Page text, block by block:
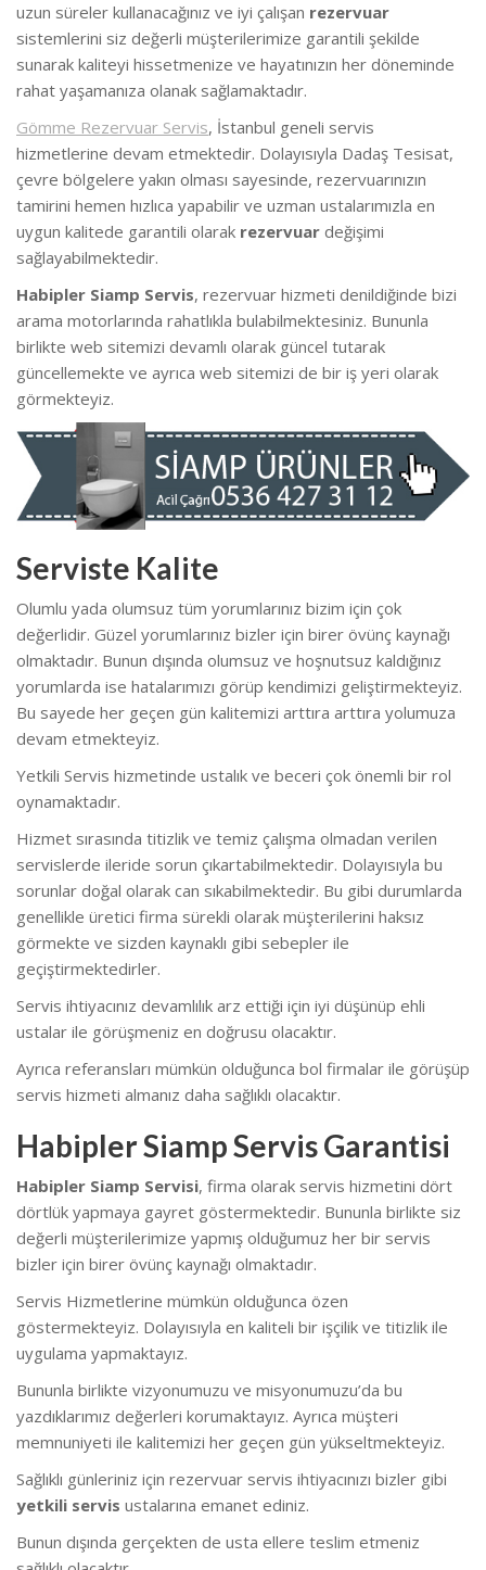
uzun süreler kullanacağınız ve iyi çalışan rezervuar
sistemlerini siz değerli müşterilerimize garantili şekilde
sunarak kaliteyi hissetmenize ve hayatınızın her döneminde
rahat yaşamanıza olanak sağlamaktadır.
Gömme Rezervuar Servis, İstanbul geneli servis
hizmetlerine devam etmektedir. Dolayısıyla Dadaş Tesisat,
çevre bölgelere yakın olması sayesinde, rezervuarınızın
tamirini hemen hızlıca yapabilir ve uzman ustalarımızla en
uygun kalitede garantili olarak rezervuar değişimi
sağlayabilmektedir.
Habipler Siamp Servis, rezervuar hizmeti denildiğinde bizi
arama motorlarında rahatlıkla bulabilmektesiniz. Bununla
birlikte web sitemizi devamlı olarak güncel tutarak
güncellemekte ve ayrıca web sitemizi de bir iş yeri olarak
görmekteyiz.
Serviste Kalite
Olumlu yada olumsuz tüm yorumlarınız bizim için çok
değerlidir. Güzel yorumlarınız bizler için birer övünç kaynağı
olmaktadır. Bunun dışında olumsuz ve hoşnutsuz kaldığınız
yorumlarda ise hatalarımızı görüp kendimizi geliştirmekteyiz.
Bu sayede her geçen gün kalitemizi arttıra arttıra yolumuza
devam etmekteyiz.
Yetkili Servis hizmetinde ustalık ve beceri çok önemli bir rol
oynamaktadır.
Hizmet sırasında titizlik ve temiz çalışma olmadan verilen
servislerde ileride sorun çıkartabilmektedir. Dolayısıyla bu
sorunlar doğal olarak can sıkabilmektedir. Bu gibi durumlarda
genellikle üretici firma sürekli olarak müşterilerini haksız
görmekte ve sizden kaynaklı gibi sebepler ile
geçiştirmektedirler.
Servis ihtiyacınız devamlılık arz ettiği için iyi düşünüp ehli
ustalar ile görüşmeniz en doğrusu olacaktır.
Ayrıca referansları mümkün olduğunca bol firmalar ile görüşüp
servis hizmeti almanız daha sağlıklı olacaktır.
Habipler Siamp Servis Garantisi
Habipler Siamp Servisi, firma olarak servis hizmetini dört
dörtlük yapmaya gayret göstermektedir. Bununla birlikte siz
değerli müşterilerimize yapmış olduğumuz her bir servis
bizler için birer övünç kaynağı olmaktadır.
Servis Hizmetlerine mümkün olduğunca özen
göstermekteyiz. Dolayısıyla en kaliteli bir işçilik ve titizlik ile
uygulama yapmaktayız.
Bununla birlikte vizyonumuzu ve misyonumuzu’da bu
yazdıklarımız değerleri korumaktayız. Ayrıca müşteri
memnuniyeti ile kalitemizi her geçen gün yükseltmekteyiz.
Sağlıklı günleriniz için rezervuar servis ihtiyacınızı bizler gibi
yetkili servis ustalarına emanet ediniz.
Bunun dışında gerçekten de usta ellere teslim etmeniz